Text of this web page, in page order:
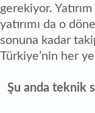
gerekiyor.
yatırımı da o
sonuna kadar
Türkiye’nin her
Şu anda teknik